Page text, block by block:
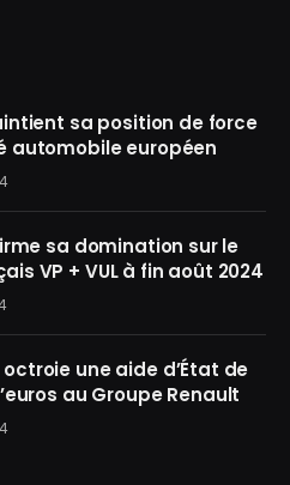
sa position de force
automobile européen
sa domination sur le
VP + VUL à fin août 2024
octroie une aide d’État de
au Groupe Renault